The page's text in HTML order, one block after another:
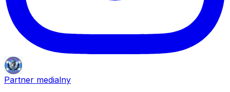
Partner medialny